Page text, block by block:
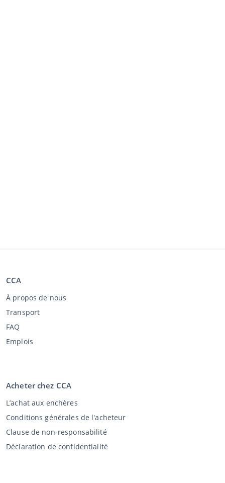
CCA
À propos de nous
Transport
FAQ
Emplois
Acheter chez CCA
L’achat aux enchères
Conditions générales de l'acheteur
Clause de non-responsabilité
Déclaration de confidentialité